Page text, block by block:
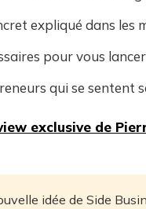
expliqué dans les
pour vous
qui se sentent
exclusive de
idée de Side